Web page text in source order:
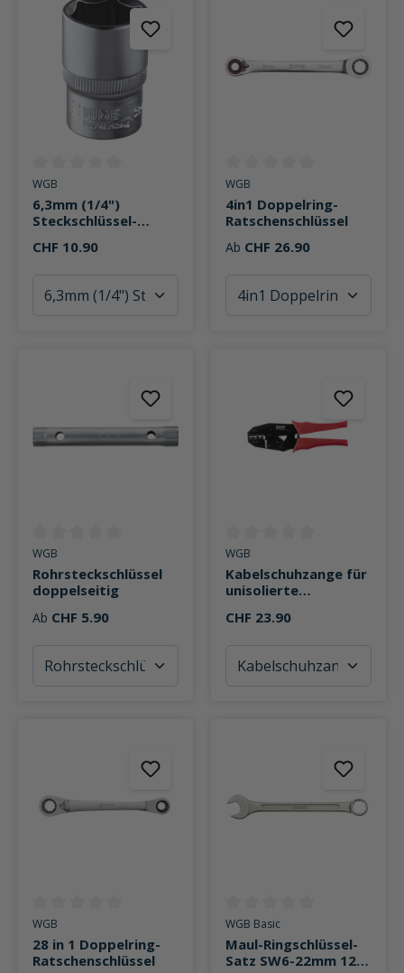
Durchschnittliche Bewertung von 0 von 5 Sternen
WGB
6,3mm (1/4")
Steckschlüssel-
teilig SW 7-13
CHF 10.90
Durchschnittliche Bewertung
WGB
4in1 Doppelring-
Ratschenschlüssel
Ab CHF 26.90
Durchschnittliche Bewertung von 0 von 5 Sternen
WGB
Rohrsteckschlüssel
doppelseitig
Ab CHF 5.90
Durchschnittliche Bewertung
WGB
Kabelschuhzange für
unisolierte
6mm²
CHF 23.90
Durchschnittliche Bewertung von 0 von 5 Sternen
WGB
28 in 1 Doppelring-
Ratschenschlüssel
Durchschnittliche Bewertung
WGB Basic
Maul-Ringschlüssel-
Satz SW6-22mm 12-